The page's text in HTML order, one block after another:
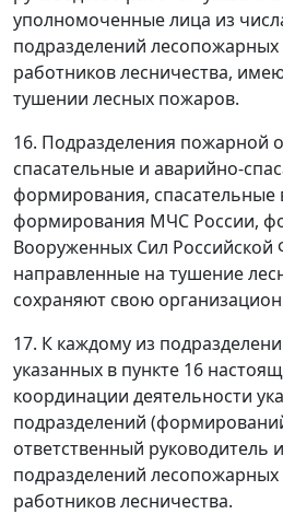
уполномоченные лица из
подразделений
работников лесничества,
тушении лесных пожаров.
16. Подразделения пожарной
спасательные и аварийно-
формирования, спасательные
формирования МЧС России,
Вооруженных Сил Российской
направленные на тушение
сохраняют свою
17. К каждому из
указанных в пункте 16
координации деятельности
подразделений
ответственный руководитель
подразделений
работников лесничества.